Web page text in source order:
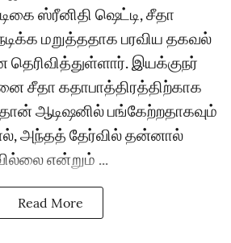
ஸ்ரீனிதி ஷெட்டி, சீதா
மறுத்ததாக பரவிய தகவல்
இயக்குநர்
சீதா கதாபாத்திரத்திற்காக
ஆடிஷனில் பங்கேற்றதாகவும்
அந்தத் தேர்வில் தன்னால்
என்றும் ...
Read More